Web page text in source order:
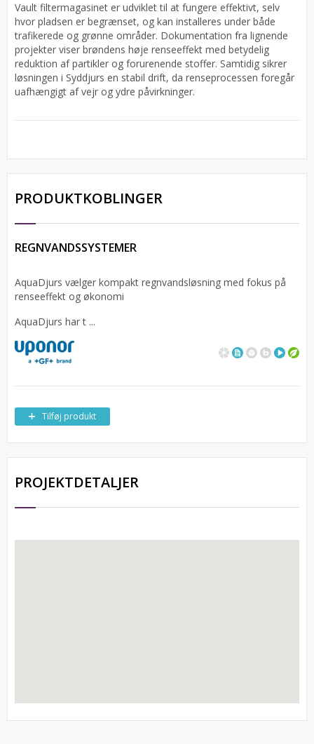
Vault filtermagasinet er udviklet til at fungere effektivt, selv
hvor pladsen er begrænset, og kan installeres under både
trafikerede og grønne områder. Dokumentation fra lignende
projekter viser brøndens høje renseeffekt med betydelig
reduktion af partikler og forurenende stoffer. Samtidig sikrer
løsningen i Syddjurs en stabil drift, da renseprocessen foregår
uafhængigt af vejr og ydre påvirkninger.
PRODUKTKOBLINGER
REGNVANDSSYSTEMER
AquaDjurs vælger kompakt regnvandsløsning med fokus på
renseeffekt og økonomi
AquaDjurs har t ...
Tilføj produkt
PROJEKTDETALJER